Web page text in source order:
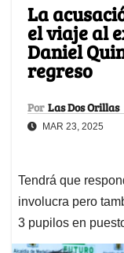
La
el viaje al
Daniel
regreso
Por Las Dos Orillas
MAR 23, 2025
Tendrá que
involucra pero
3 pupilos en